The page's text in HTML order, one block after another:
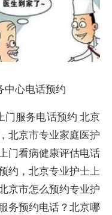
中心电话预约
门服务电话预约 北京
北京市专业家庭医护
门看病健康评估电话
约，北京专业护士上
京市怎么预约专业护
务预约电话？北京哪